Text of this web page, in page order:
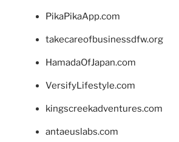
PikaPikaApp.com
takecareofbusinessdfw.org
HamadaOfJapan.com
VersifyLifestyle.com
kingscreekadventures.com
antaeuslabs.com